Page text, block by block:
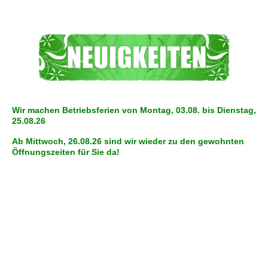
Wir machen Betriebsferien von Montag, 03.08. bis Dienstag,
25.08.26
Ab Mittwoch, 26.08.26 sind wir wieder zu den gewohnten
Öffnungszeiten für Sie da!